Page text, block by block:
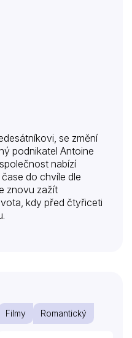
se změní
podnikatel Antoine
nabízí
do chvíle dle
znovu zažít
kdy před čtyřiceti
Filmy Romantický